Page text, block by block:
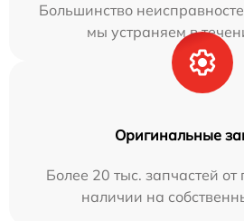
Большинство
мы устраняем в
Оригинальные
Более 20 тыс. запчастей от
наличии на